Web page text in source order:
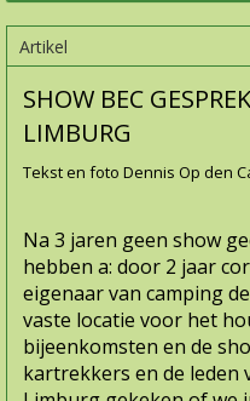
Artikel
SHOW BEC
LIMBURG
Tekst en foto Dennis Op den
Na 3 jaren geen show
hebben a: door 2 jaar
eigenaar van camping
vaste locatie voor het
bijeenkomsten en de
kartrekkers en de leden